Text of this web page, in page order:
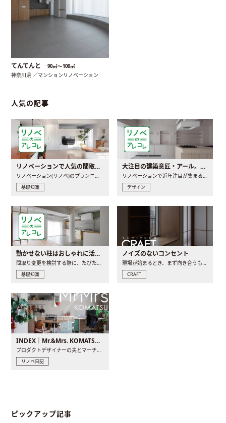
てんてんと 90㎡〜100㎡
神奈川県 ／マンションリノベーション
人気の記事
リノベーションで人気の間取りとは？トレンドの間取りと実例を徹底解説
リノベーション(リノベ)のプランニングで一番最初に決めるのは..
基礎知識
大注目の建築意匠・アール。人気の理由と空間に取り入れるポイント
リノベーションで近年注目が集まる建築意匠の一つであるアール..
デザイン
動かせない柱はおしゃれに活用！柱を魅せるリノベーション(リノベ)4選
間取り変更を検討する際に、たびたび皆さんの頭を悩ませる動か..
基礎知識
ノイズのないコンセント
現場が始まるとき、まず向き合うものの一つがコンセントです..
CRAFT
INDEX｜Mr.&Mrs. KOMATSU renovation diary
プロダクトデザイナーの夫とマーチャンダイザーの妻が、夫婦で..
リノベ日記
ピックアップ記事